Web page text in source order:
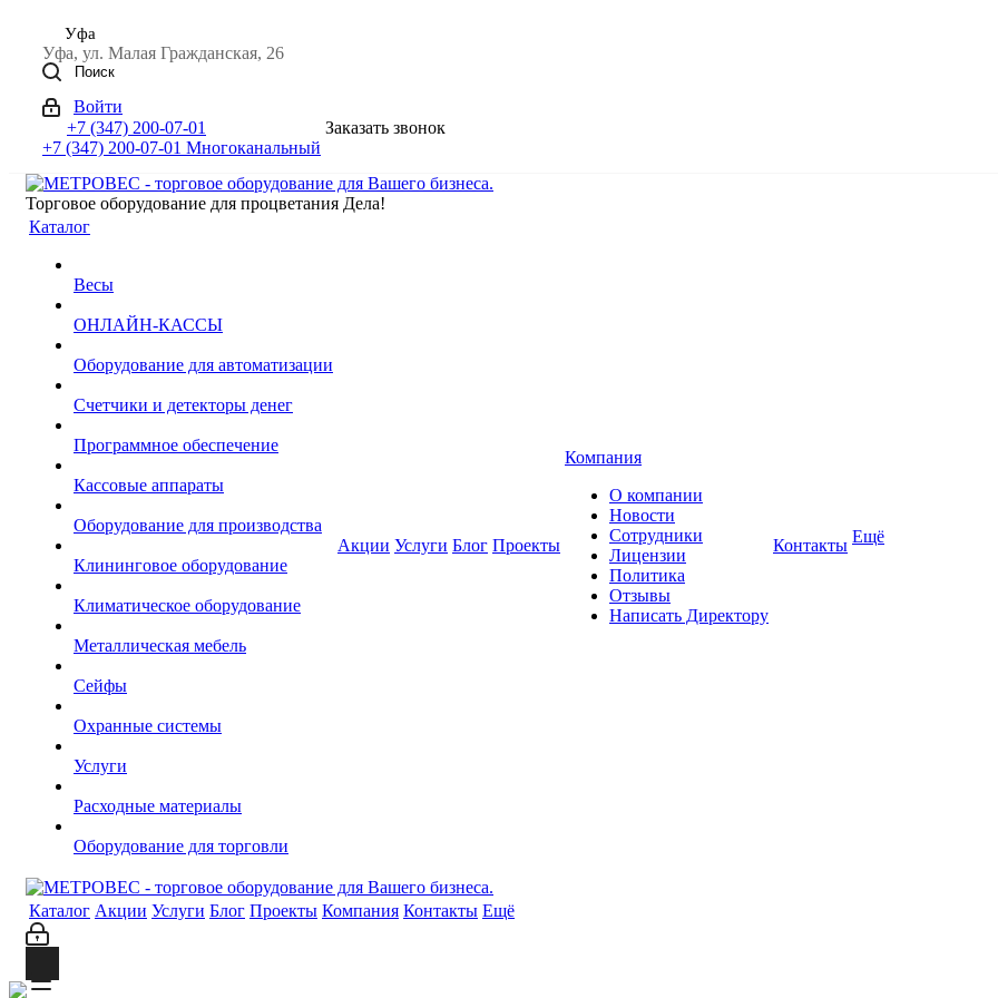
Уфа
Уфа, ул. Малая Гражданская, 26
Поиск
Войти
+7 (347) 200-07-01
+7 (347) 200-07-01 Многоканальный
Заказать звонок
Торговое оборудование для процветания Дела!
Каталог
Весы
ОНЛАЙН-КАССЫ
Оборудование для автоматизации
Счетчики и детекторы денег
Программное обеспечение
Кассовые аппараты
Оборудование для производства
Клининговое оборудование
Климатическое оборудование
Металлическая мебель
Сейфы
Охранные системы
Услуги
Расходные материалы
Оборудование для торговли
Акции Услуги Блог Проекты
Компания
О компании
Новости
Сотрудники
Лицензии
Политика
Отзывы
Написать Директору
Контакты Ещё
Каталог Акции Услуги Блог Проекты Компания Контакты Ещё